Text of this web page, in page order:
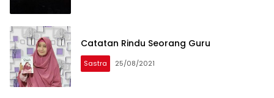
Catatan Rindu Seorang Guru
Sastra 25/08/2021